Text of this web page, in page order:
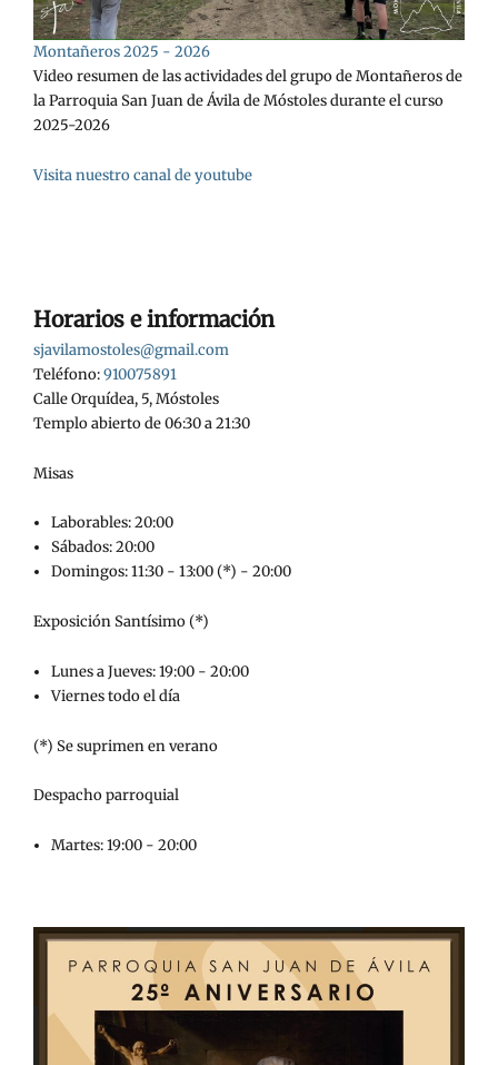
Montañeros 2025 - 2026
Video resumen de las actividades del grupo de Montañeros de
la Parroquia San Juan de Ávila de Móstoles durante el curso
2025-2026
Visita nuestro canal de youtube
Horarios e información
sjavilamostoles@gmail.com
Teléfono:910075891
Calle Orquídea, 5, Móstoles
Templo abierto de 06:30 a 21:30
Misas
Laborables: 20:00
Sábados: 20:00
Domingos: 11:30 - 13:00 (*) - 20:00
Exposición Santísimo (*)
Lunes a Jueves: 19:00 - 20:00
Viernes todo el día
(*) Se suprimen en verano
Despacho parroquial
Martes: 19:00 - 20:00